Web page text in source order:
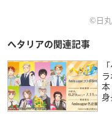
©日
ヘタリアの関連記事
身